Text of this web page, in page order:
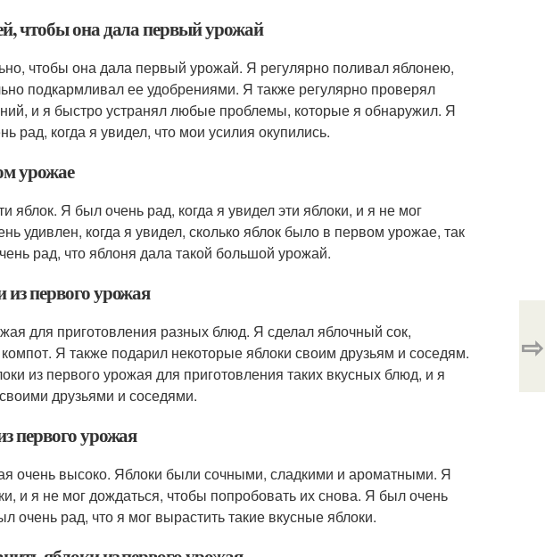
чтобы она дала первый урожай
чтобы она дала первый урожай. Я регулярно поливал яблонею,
подкармливал ее удобрениями. Я также регулярно проверял
и я быстро устранял любые проблемы, которые я обнаружил. Я
рад, когда я увидел, что мои усилия окупились.
урожае
Я был очень рад, когда я увидел эти яблоки, и я не мог
удивлен, когда я увидел, сколько яблок было в первом урожае, так
рад, что яблоня дала такой большой урожай.
первого урожая
для приготовления разных блюд. Я сделал яблочный сок,
Я также подарил некоторые яблоки своим друзьям и соседям.
из первого урожая для приготовления таких вкусных блюд, и я
друзьями и соседями.
первого урожая
очень высоко. Яблоки были сочными, сладкими и ароматными. Я
и я не мог дождаться, чтобы попробовать их снова. Я был очень
очень рад, что я мог вырастить такие вкусные яблоки.
⇨